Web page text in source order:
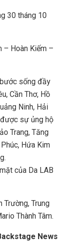
30 tháng 10
– Hoàn Kiếm –
sống đầy
Cần Thơ, Hồ
Ninh, Hải
được sự ủng hộ
Trang, Tăng
Hứa Kim
của Da LAB
Trường, Trung
Thành Tâm.
News